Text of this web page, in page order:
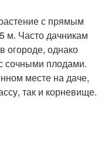
с прямым
м. Часто дачникам
огороде, однако
сочными плодами.
месте на даче,
так и корневище.